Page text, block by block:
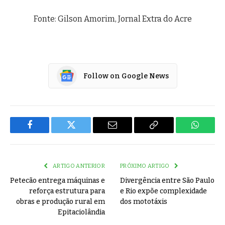
Fonte: Gilson Amorim, Jornal Extra do Acre
Follow on Google News
Facebook Twitter Email
Copy
ARTIGO ANTERIOR
Petecão entrega máquinas e
reforça estrutura para
obras e produção rural em
Epitaciolândia
PRÓXIMO ARTIGO
Divergência entre São Paulo
e Rio expõe complexidade
dos mototáxis